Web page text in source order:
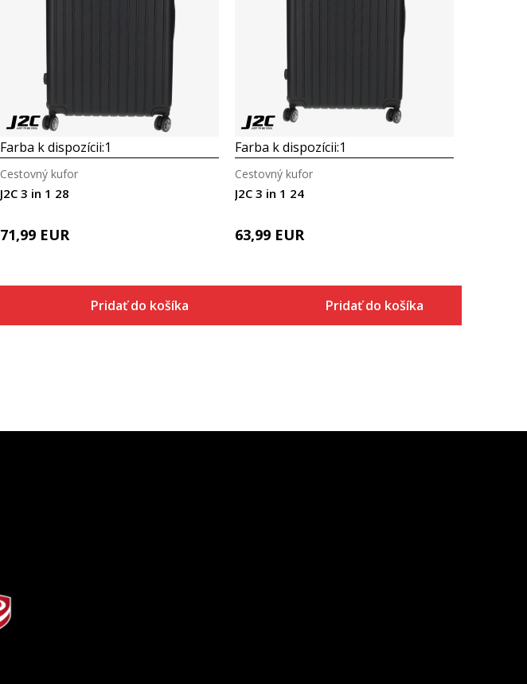
Farba k dispozícii:1
J2C 3 in 1 28
Cestovný kufor
71,99 EUR
Pridať do košíka
Farba k dispozícii:1
J2C 3 in 1 24
Cestovný kufor
63,99 EUR
Pridať do košíka